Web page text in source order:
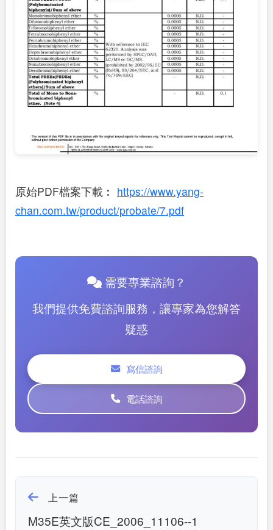
原始PDF檔案下載︰ https://www.yang-
chan.com.tw/product/probate/7.pdf
需要專業諮詢？
我們提供免費諮詢服務，讓專家為您解答
疑惑
寫信諮詢
電話諮詢
上一篇
M35E英文版CE_2006_11106--1